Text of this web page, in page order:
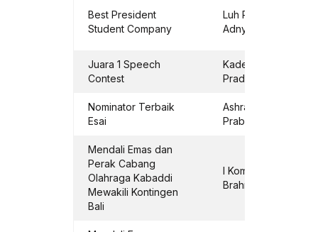
Best President
Student Company
Luh Putu Susila
Adnyani (XI IPS 1)
Juara 1 Speech
Contest
Kadek Kanya Galuh
Pradnyamita (X IPS
Nominator Terbaik
Esai
Ashram
Prabawa (XII IPA 1)
Mendali Emas dan
Perak Cabang
Olahraga Kabaddi
Mewakili Kontingen
Bali
I Komang Wahyu
Brahmasta (XII IPA